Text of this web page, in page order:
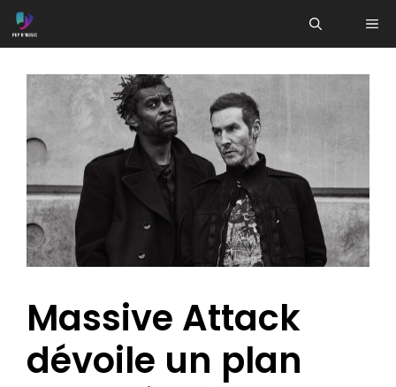
Aller
au
Massive Attack
dévoile un plan